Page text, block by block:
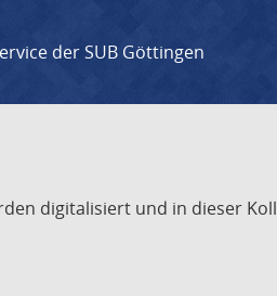
der SUB Göttingen
digitalisiert und in dieser